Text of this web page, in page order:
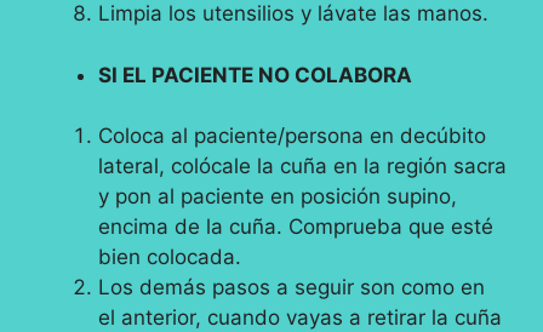
Limpia los utensilios y lávate las manos.
SI EL PACIENTE NO COLABORA
Coloca al paciente/persona en decúbito
lateral, colócale la cuña en la región sacra
y pon al paciente en posición supino,
encima de la cuña. Comprueba que esté
bien colocada.
Los demás pasos a seguir son como en
el anterior, cuando vayas a retirar la cuña